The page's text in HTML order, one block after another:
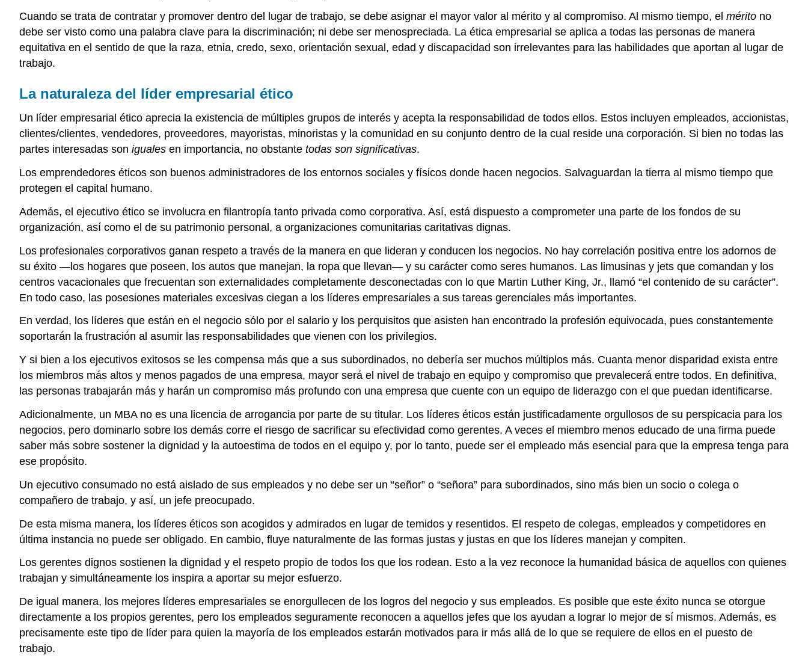
Cuando se trata de contratar y promover dentro del lugar de trabajo, se debe asignar el mayor valor al mérito y al compromiso. Al mismo tiempo, el mérito no
debe ser visto como una palabra clave para la discriminación; ni debe ser menospreciada. La ética empresarial se aplica a todas las personas de manera
equitativa en el sentido de que la raza, etnia, credo, sexo, orientación sexual, edad y discapacidad son irrelevantes para las habilidades que aportan al lugar de
trabajo.
La naturaleza del líder empresarial ético
Un líder empresarial ético aprecia la existencia de múltiples grupos de interés y acepta la responsabilidad de todos ellos. Estos incluyen empleados, accionistas,
clientes/clientes, vendedores, proveedores, mayoristas, minoristas y la comunidad en su conjunto dentro de la cual reside una corporación. Si bien no todas las
partes interesadas son iguales en importancia, no obstante todas son significativas.
Los emprendedores éticos son buenos administradores de los entornos sociales y físicos donde hacen negocios. Salvaguardan la tierra al mismo tiempo que
protegen el capital humano.
Además, el ejecutivo ético se involucra en filantropía tanto privada como corporativa. Así, está dispuesto a comprometer una parte de los fondos de su
organización, así como el de su patrimonio personal, a organizaciones comunitarias caritativas dignas.
Los profesionales corporativos ganan respeto a través de la manera en que lideran y conducen los negocios. No hay correlación positiva entre los adornos de
su éxito —los hogares que poseen, los autos que manejan, la ropa que llevan— y su carácter como seres humanos. Las limusinas y jets que comandan y los
centros vacacionales que frecuentan son externalidades completamente desconectadas con lo que Martin Luther King, Jr., llamó “el contenido de su carácter”.
En todo caso, las posesiones materiales excesivas ciegan a los líderes empresariales a sus tareas gerenciales más importantes.
En verdad, los líderes que están en el negocio sólo por el salario y los perquisitos que asisten han encontrado la profesión equivocada, pues constantemente
soportarán la frustración al asumir las responsabilidades que vienen con los privilegios.
Y si bien a los ejecutivos exitosos se les compensa más que a sus subordinados, no debería ser muchos múltiplos más. Cuanta menor disparidad exista entre
los miembros más altos y menos pagados de una empresa, mayor será el nivel de trabajo en equipo y compromiso que prevalecerá entre todos. En definitiva,
las personas trabajarán más y harán un compromiso más profundo con una empresa que cuente con un equipo de liderazgo con el que puedan identificarse.
Adicionalmente, un MBA no es una licencia de arrogancia por parte de su titular. Los líderes éticos están justificadamente orgullosos de su perspicacia para los
negocios, pero dominarlo sobre los demás corre el riesgo de sacrificar su efectividad como gerentes. A veces el miembro menos educado de una firma puede
saber más sobre sostener la dignidad y la autoestima de todos en el equipo y, por lo tanto, puede ser el empleado más esencial para que la empresa tenga para
ese propósito.
Un ejecutivo consumado no está aislado de sus empleados y no debe ser un “señor” o “señora” para subordinados, sino más bien un socio o colega o
compañero de trabajo, y así, un jefe preocupado.
De esta misma manera, los líderes éticos son acogidos y admirados en lugar de temidos y resentidos. El respeto de colegas, empleados y competidores en
última instancia no puede ser obligado. En cambio, fluye naturalmente de las formas justas y justas en que los líderes manejan y compiten.
Los gerentes dignos sostienen la dignidad y el respeto propio de todos los que los rodean. Esto a la vez reconoce la humanidad básica de aquellos con quienes
trabajan y simultáneamente los inspira a aportar su mejor esfuerzo.
De igual manera, los mejores líderes empresariales se enorgullecen de los logros del negocio y sus empleados. Es posible que este éxito nunca se otorgue
directamente a los propios gerentes, pero los empleados seguramente reconocen a aquellos jefes que los ayudan a lograr lo mejor de sí mismos. Además, es
precisamente este tipo de líder para quien la mayoría de los empleados estarán motivados para ir más allá de lo que se requiere de ellos en el puesto de
trabajo.